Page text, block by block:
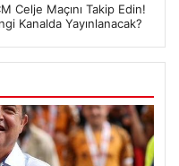
Celje Maçını Takip Edin!
Kanalda Yayınlanacak?